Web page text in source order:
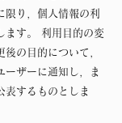
限り，個人情報の利
ます。 利用目的の変
の目的について，
ーザーに通知し，ま
表するものとしま